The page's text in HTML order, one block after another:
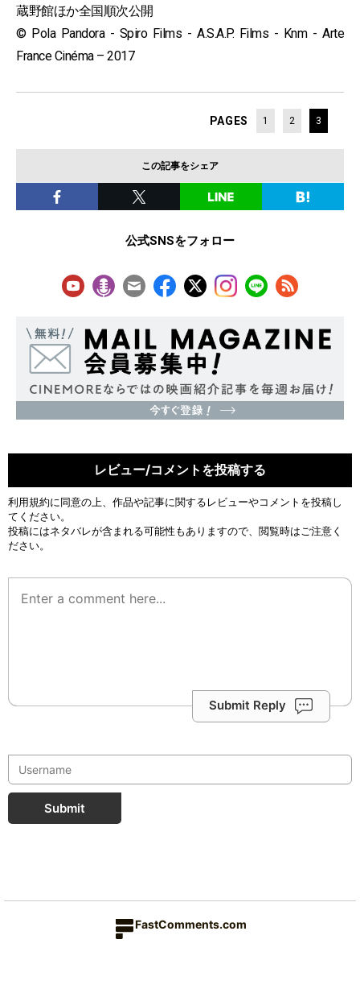
蔵野館ほか全国順次公開
© Pola Pandora - Spiro Films - A.S.A.P. Films - Knm - Arte
France Cinéma – 2017
PAGES 1 2 3
この記事をシェア
公式SNSをフォロー
レビュー/コメントを投稿する
利用規約に同意の上、作品や記事に関するレビューやコメントを投稿し
てください。
投稿にはネタバレが含まれる可能性もありますので、閲覧時はご注意く
ださい。
Submit Reply
Submit
FastComments.com